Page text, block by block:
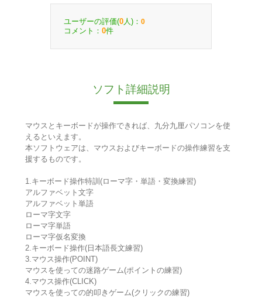
ユーザーの評価(0 人)： 0
コメント： 0件
ソフト詳細説明
マウスとキーボードが操作できれば、九分九厘パソコンを使
えるといえます。
本ソフトウェアは、マウスおよびキーボードの操作練習を支
援するものです。
1.キーボード操作特訓(ローマ字・単語・変換練習)
アルファベット文字
アルファベット単語
ローマ字文字
ローマ字単語
ローマ字仮名変換
2.キーボード操作(日本語長文練習)
3.マウス操作(POINT)
マウスを使っての迷路ゲーム(ポイントの練習)
4.マウス操作(CLICK)
マウスを使っての的叩きゲーム(クリックの練習)